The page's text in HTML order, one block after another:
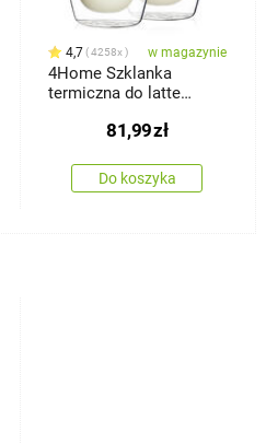
4,7 4258x w magazynie
4Home Szklanka
termiczna do latte
81,99zł
Do koszyka